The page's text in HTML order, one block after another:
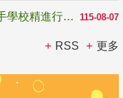
115-08-07
強化學習歷程檔案推動效能 國教署攜手學校精進行政與教學支持
RSS 更多